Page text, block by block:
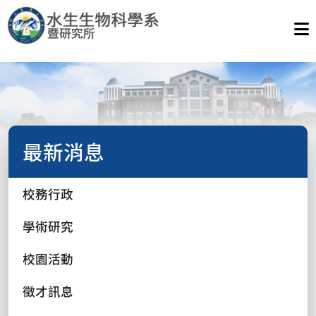
最新消息
校務行政
學術研究
校園活動
徵才訊息